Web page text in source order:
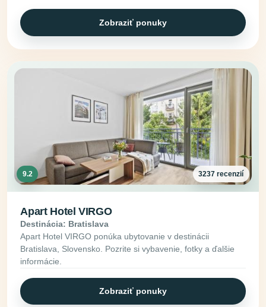
Zobraziť ponuky
9.2 3237 recenzií
Apart Hotel VIRGO
Destinácia: Bratislava
Apart Hotel VIRGO ponúka ubytovanie v destinácii
Bratislava, Slovensko. Pozrite si vybavenie, fotky a ďalšie
informácie.
Zobraziť ponuky